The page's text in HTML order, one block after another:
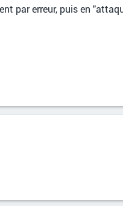
par erreur, puis en